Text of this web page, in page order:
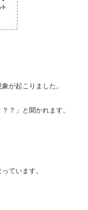
が起こりました。
？」と聞かれます。
ています。